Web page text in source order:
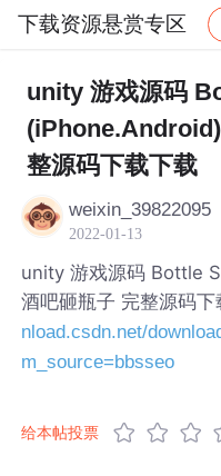
下载资源悬赏专区
社区 下载资源悬赏
unity 游戏源码
整源码下载下载
weixin_39822095
2022-01-13
unity 游戏源码 Bottle
酒吧砸瓶子 完整源码下
nload.csdn.net/
m_source=bbsseo
给本帖投票